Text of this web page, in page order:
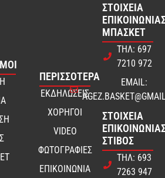
ΠΕΡΙΣΣΟΤΕΡΑ
ΕΚΔΗΛΩΣΕΙΣ
ΧΟΡΗΓΟΙ
VIDEO
ΦΩΤΟΓΡΑΦΙΕΣ
ΕΠΙΚΟΙΝΩΝΙΑ
ΣΤΟΙΧΕΊΑ
ΜΠΆΣΚΕΤ
ΤΗΛ: 697
7210 972
EMAIL:
ΣΤΟΙΧΕΊΑ
ΣΤΊΒΟΣ
ΤΗΛ: 693
7263 947